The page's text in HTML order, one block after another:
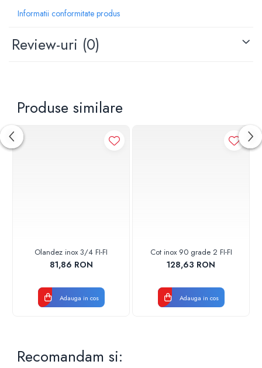
Informatii conformitate produs
Review-uri (0)
Produse similare
Olandez inox 3/4 FI-FI
81,86 RON
Adauga in cos
Cot inox 90 grade 2 FI-FI
128,63 RON
Adauga in cos
Recomandam si: